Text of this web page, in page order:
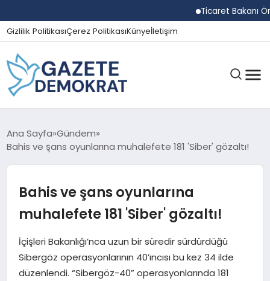
Ticaret Bakanı
Gizlilik PolitikasıÇerez PolitikasıKünyeİletişim
GÜNDEM
SPOR
MAGAZIN
Ana Sayfa Gündem
Bahis ve şans oyunlarına muhalefete 181 'Siber' gözaltı!
Bahis ve şans oyunlarına
muhalefete 181 'Siber' gözaltı!
İçişleri Bakanlığı’nca uzun bir süredir sürdürdüğü
Sibergöz operasyonlarının 40’ıncısı bu kez 34 ilde
düzenlendi. “Sibergöz-40” operasyonlarında 181